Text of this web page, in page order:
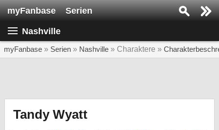
myFanbase Serien
Nashville
myFanbase » Serien » Nashville » Charaktere »
Tandy Wyatt
Serie suchen...
SERIEN